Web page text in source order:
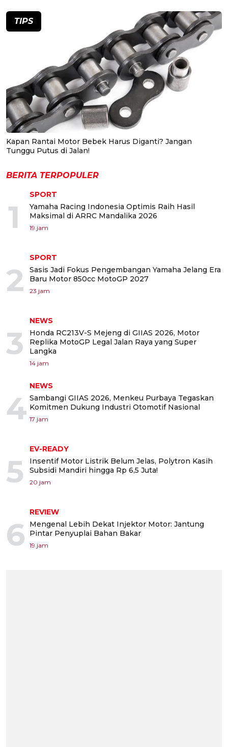
TIPS
Kapan Rantai Motor Bebek Harus Diganti? Jangan
Tunggu Putus di Jalan!
BERITA TERPOPULER
1
SPORT
Yamaha Racing Indonesia Optimis Raih Hasil
Maksimal di ARRC Mandalika 2026
19 jam
2
SPORT
Sasis Jadi Fokus Pengembangan Yamaha Jelang Era
Baru Motor 850cc MotoGP 2027
23 jam
3
NEWS
Honda RC213V-S Mejeng di GIIAS 2026, Motor
Replika MotoGP Legal Jalan Raya yang Super
Langka
14 jam
4
NEWS
Sambangi GIIAS 2026, Menkeu Purbaya Tegaskan
Komitmen Dukung Industri Otomotif Nasional
17 jam
5
EV-READY
Insentif Motor Listrik Belum Jelas, Polytron Kasih
Subsidi Mandiri hingga Rp 6,5 Juta!
20 jam
6
REVIEW
Mengenal Lebih Dekat Injektor Motor: Jantung
Pintar Penyuplai Bahan Bakar
19 jam